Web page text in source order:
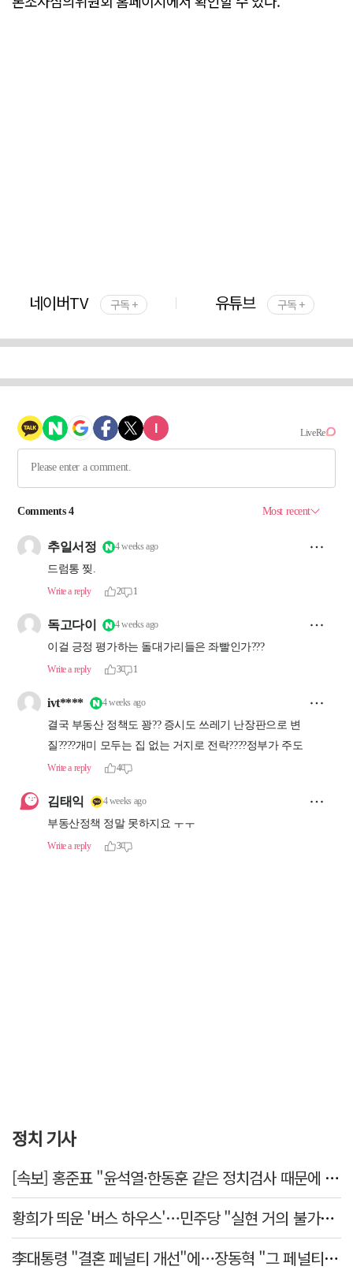
네이버TV 구독 + 유튜브 구독 +
정치 기사
[속보] 홍준표 "윤석열·한동훈 같은 정치검사 때문에 수사권마저 탈취 당해"
황희가 띄운 '버스 하우스'…민주당 "실현 거의 불가능, 해프닝으로 봐달라"
李대통령 "결혼 페널티 개선"에…장동혁 "그 페널티 만든 게 이 정권"